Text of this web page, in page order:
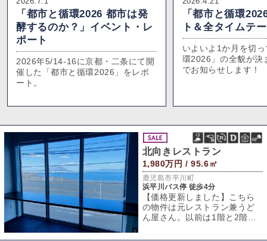
「都市と循環2026 都市は発
酵するのか？」イベント・レ
ポート
2026年5/14-16に京都・二条にて開
催した「都市と循環2026」をレポ
ート。
「都市と循環
ト＆全タイムテ
いよいよ1か月を切
環2026」の全貌が決
でお知らせします！
北向きレストラン
1,980万円 / 95.6㎡
鹿児島市平川町
浜平川バス停 徒歩4分
【価格更新しました】こちら
の物件は元レストラン兼うど
ん屋さん。以前は1階と2階に